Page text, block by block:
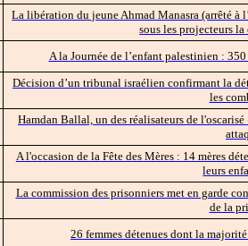
La libération du jeune Ahmad Manasra (arrêté à
sous les projecteurs
A la Journée de l’enfant palestinien :
Décision d’un tribunal israélien confirmant la
les
Hamdan Ballal, un des réalisateurs de
A l'occasion de la Fête des Mères : 14 mères
leurs
La commission des prisonniers met en garde
de la
26 femmes détenues dont la